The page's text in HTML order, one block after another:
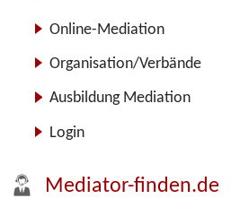
Online-Mediation
Organisation/Verbände
Ausbildung Mediation
Login
Mediator-finden.de